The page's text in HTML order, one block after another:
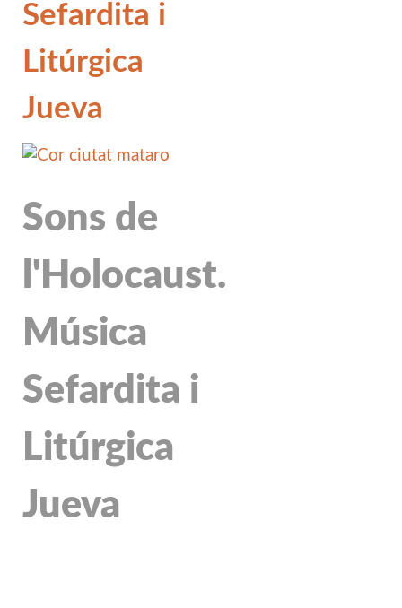
Sefardita i
Litúrgica
Jueva
Sons de
l'Holocaust.
Música
Sefardita i
Litúrgica
Jueva